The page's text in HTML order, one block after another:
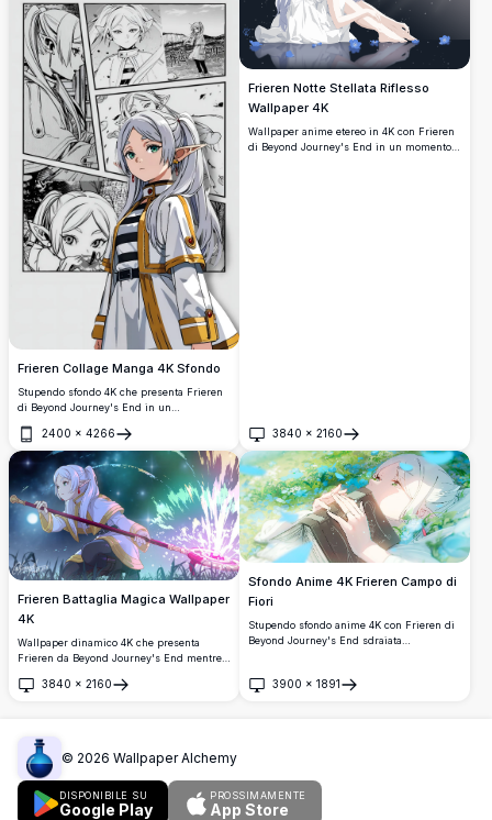
Frieren Collage Manga 4K Sfondo
Stupendo sfondo 4K che presenta Frieren
di Beyond Journey's End in un
Multipli pannelli mostrano l'amata maga
elfa con i suoi distintivi capelli bianchi e
occhi verdi, perfetto per gli appassionati
di anime che cercano sfondi ad alta
risoluzione per desktop o mobile.
2400 × 4266
Apri
Frieren Notte Stellata Riflesso
Wallpaper 4K
Wallpaper anime etereo in 4K con Frieren
di Beyond Journey's End in un momento
3840 × 2160
Apri
Frieren Battaglia Magica Wallpaper
4K
Wallpaper dinamico 4K che presenta
Frieren da Beyond Journey's End mentre
iconico. La maga elfica dai capelli bianchi
alta definizione mozzafiato.
3840 × 2160
Apri
Sfondo Anime 4K Frieren Campo di
Fiori
Stupendo sfondo anime 4K con Frieren di
Beyond Journey's End sdraiata
guarda verso l'alto circondata da rigogliosi
3900 × 1891
Apri
© 2026 Wallpaper Alchemy
DISPONIBILE SU
Google Play
PROSSIMAMENTE
App Store